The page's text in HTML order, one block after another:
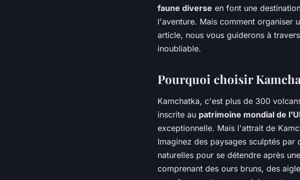
faune diverse en font une
l'aventure. Mais comment organiser
article, nous vous guiderons à
inoubliable.
Pourquoi choisir
Kamchatka, c'est plus de 300
inscrite au patrimoine mondial de
exceptionnelle. Mais l'attrait de
Imaginez des paysages sculptés
naturelles pour se détendre après
comprenant des ours bruns, des